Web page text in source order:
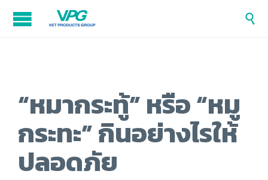

“หมากระทู้” หรือ “หมู
กระทะ” กินอย่างไรให้
ปลอดภัย